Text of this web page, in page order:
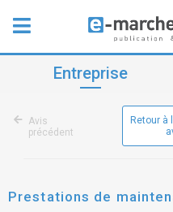
Entreprise
Avis
précédent
Retour à
Prestations de